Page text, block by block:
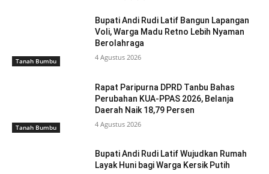
Tanah Bumbu
Bupati Andi Rudi Latif Bangun Lapangan
Voli, Warga Madu Retno Lebih Nyaman
Berolahraga
4 Agustus 2026
Tanah Bumbu
Rapat Paripurna DPRD Tanbu Bahas
Perubahan KUA-PPAS 2026, Belanja
Daerah Naik 18,79 Persen
4 Agustus 2026
Bupati Andi Rudi Latif Wujudkan Rumah
Layak Huni bagi Warga Kersik Putih